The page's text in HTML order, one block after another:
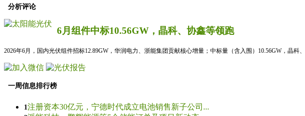
分析评论
6月组件中标10.56GW，晶科、协鑫等领跑
2026年6月，国内光伏组件招标12.89GW，华润电力、浙能集团贡献核心增量；中标量（含入围）10.56GW，晶科
一周信息排行榜
1注册资本30亿元，宁德时代成立电池销售新子公司...